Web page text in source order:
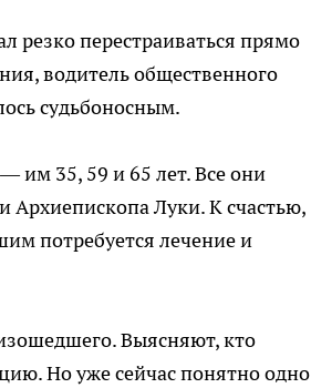
резко перестраиваться прямо
водитель общественного
судьбоносным.
им 35, 59 и 65 лет. Все они
Луки. К счастью,
потребуется лечение и
Выясняют, кто
Но уже сейчас понятно одно